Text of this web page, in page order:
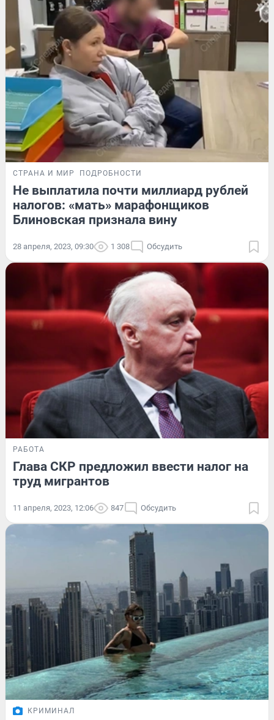
СТРАНА И МИР ПОДРОБНОСТИ
Не выплатила почти миллиард рублей
налогов: «мать» марафонщиков
Блиновская признала вину
28 апреля, 2023, 09:30 1 308 Обсудить
РАБОТА
Глава СКР предложил ввести налог на
труд мигрантов
11 апреля, 2023, 12:06 847 Обсудить
КРИМИНАЛ